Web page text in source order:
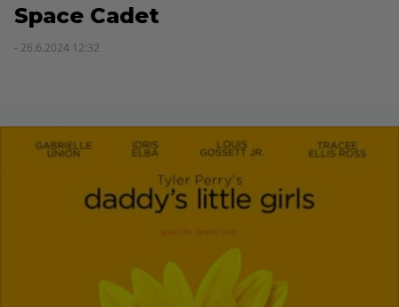
Space Cadet
- 26.6.2024 12:32